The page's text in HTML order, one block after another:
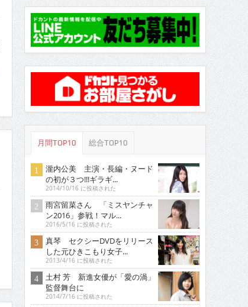
月間TOP10 総合TOP10
瀧内公美 主演・長編・ヌード
の初が３つ!!!ギラギ...
2014/10/16 に投稿された
雨宮留菜さん 「ミスヤンチャ
ン2016」参戦！マル...
2016/5/16 に投稿された
真琴 セクシーDVDをリリース
した元ひきこもり女子...
2013/4/16 に投稿された
土村 芳 新進女優が「愛の渦」
監督舞台に
2014/7/16 に投稿された